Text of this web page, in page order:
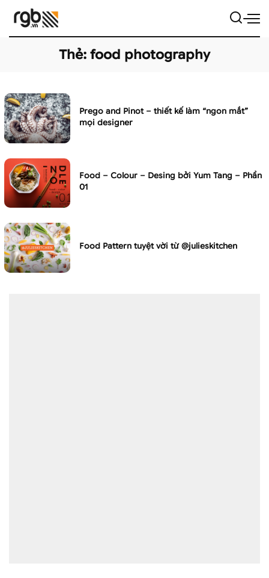
Thẻ: food photography
Prego and Pinot – thiết kế làm “ngon mắt”
mọi designer
Food – Colour – Desing bởi Yum Tang – Phần
01
Food Pattern tuyệt vời từ @julieskitchen